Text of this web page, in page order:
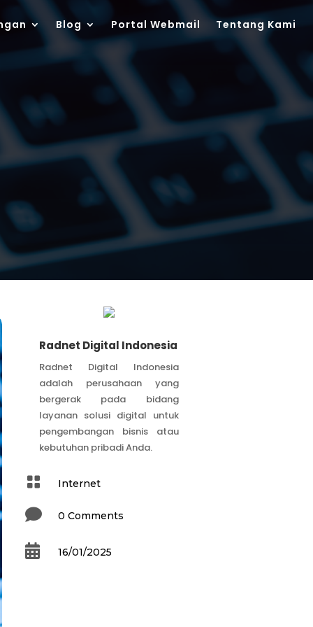
Blog Portal Webmail Tentang Kami
Radnet Digital Indonesia
Radnet Digital Indonesia
adalah perusahaan yang
bergerak pada bidang
layanan solusi digital untuk
pengembangan bisnis atau
kebutuhan pribadi Anda.
 Internet
 0 Comments
 16/01/2025